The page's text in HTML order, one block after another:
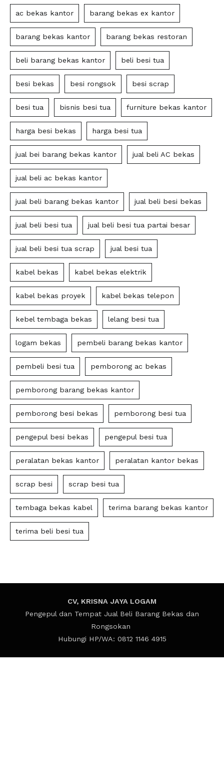
ac bekas kantor barang bekas ex kantor
barang bekas kantor barang bekas restoran
beli barang bekas kantor beli besi tua
besi bekas besi rongsok besi scrap
besi tua bisnis besi tua furniture bekas kantor
harga besi bekas harga besi tua
jual bei barang bekas kantor jual beli AC bekas
jual beli ac bekas kantor
jual beli barang bekas kantor jual beli besi bekas
jual beli besi tua jual beli besi tua partai besar
jual beli besi tua scrap jual besi tua
kabel bekas kabel bekas elektrik
kabel bekas proyek kabel bekas telepon
kebel tembaga bekas lelang besi tua
logam bekas pembeli barang bekas kantor
pembeli besi tua pemborong ac bekas
pemborong barang bekas kantor
pemborong besi bekas pemborong besi tua
pengepul besi bekas pengepul besi tua
peralatan bekas kantor peralatan kantor bekas
scrap besi scrap besi tua
tembaga bekas kabel terima barang bekas kantor
terima beli besi tua
CV, KRISNA JAYA LOGAM
Pengepul dan Tempat Jual Beli Barang Bekas dan
Rongsokan
Hubungi HP/WA: 0812 1146 4915